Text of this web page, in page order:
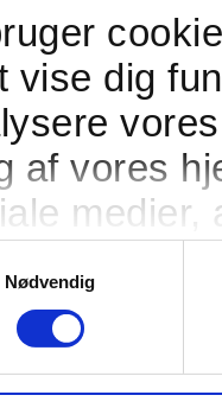
vise dig
af vores
medier,
din brug af
Nødvendig